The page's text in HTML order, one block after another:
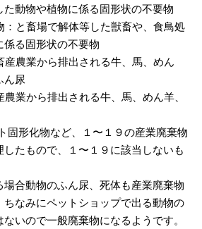
動物や植物に係る固形状の不要物
と畜場で解体等した獣畜や、食鳥処
る固形状の不要物
農業から排出される牛、馬、めん
ん尿
業から排出される牛、馬、めん羊、
固形化物など、１〜１９の産業廃棄物
したもので、１〜１９に該当しないも
合動物のふん尿、死体も産業廃棄物
ちなみにペットショップで出る動物の
いので一般廃棄物になるようです。